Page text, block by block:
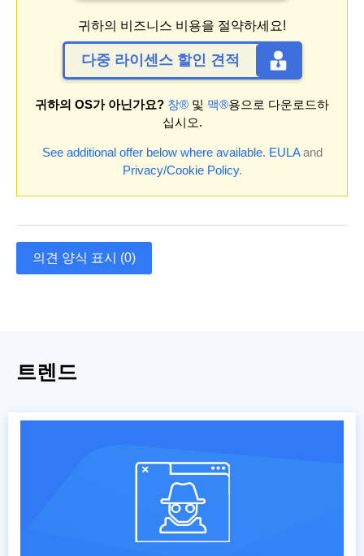
귀하의 비즈니스 비용을 절약하세요!
다중 라이센스 할인 견적
귀하의 OS가 아닌가요? 창® 및 맥®용으로 다운로드하
십시오.
See additional offer below where available. EULAand
Privacy/Cookie Policy.
의견 양식 표시 (0)
트렌드